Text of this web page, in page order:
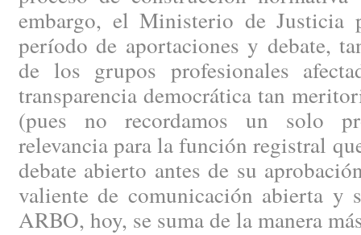
embargo, el Ministerio de Justicia
período de aportaciones y debate,
de los grupos profesionales
transparencia democrática tan
(pues no recordamos un solo
relevancia para la función registral
debate abierto antes de su
valiente de comunicación abierta y
ARBO, hoy, se suma de la manera